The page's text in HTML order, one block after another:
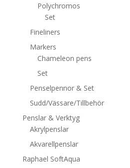
Polychromos
Set
Fineliners
Markers
Chameleon pens
Set
Penselpennor & Set
Sudd/Vässare/Tillbehör
Penslar & Verktyg
Akrylpenslar
Akvarellpenslar
Raphael SoftAqua